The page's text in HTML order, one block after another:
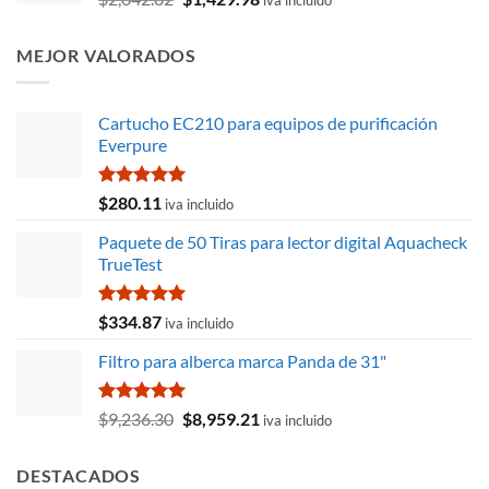
era:
MEJOR VALORADOS
Cartucho EC210 para equipos de purificación
Everpure
Valorado
con
de 5
$280.11 iva incluido
Paquete de 50 Tiras para lector digital Aquacheck
TrueTest
Valorado
con
de 5
$334.87 iva incluido
Filtro para alberca marca Panda de 31"
Valorado
con
$9,236.30 El
$8,959.21 El
iva incluido
DESTACADOS